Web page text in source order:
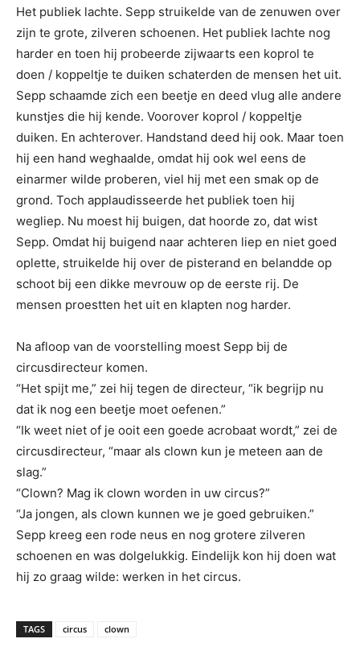
Het publiek lachte. Sepp struikelde van de zenuwen over
zijn te grote, zilveren schoenen. Het publiek lachte nog
harder en toen hij probeerde zijwaarts een koprol te
doen / koppeltje te duiken schaterden de mensen het uit.
Sepp schaamde zich een beetje en deed vlug alle andere
kunstjes die hij kende. Voorover koprol / koppeltje
duiken. En achterover. Handstand deed hij ook. Maar toen
hij een hand weghaalde, omdat hij ook wel eens de
einarmer wilde proberen, viel hij met een smak op de
grond. Toch applaudisseerde het publiek toen hij
wegliep. Nu moest hij buigen, dat hoorde zo, dat wist
Sepp. Omdat hij buigend naar achteren liep en niet goed
oplette, struikelde hij over de pisterand en belandde op
schoot bij een dikke mevrouw op de eerste rij. De
mensen proestten het uit en klapten nog harder.
Na afloop van de voorstelling moest Sepp bij de
circusdirecteur komen.
“Het spijt me,” zei hij tegen de directeur, “ik begrijp nu
dat ik nog een beetje moet oefenen.”
“Ik weet niet of je ooit een goede acrobaat wordt,” zei de
circusdirecteur, “maar als clown kun je meteen aan de
slag.”
“Clown? Mag ik clown worden in uw circus?”
“Ja jongen, als clown kunnen we je goed gebruiken.”
Sepp kreeg een rode neus en nog grotere zilveren
schoenen en was dolgelukkig. Eindelijk kon hij doen wat
hij zo graag wilde: werken in het circus.
TAGS circus clown